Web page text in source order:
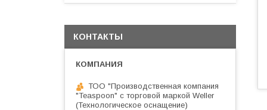
КОНТАКТЫ
ТОО "Производственная компания
"Teaspoon" с торговой маркой Weller
(Технологическое оснащение)